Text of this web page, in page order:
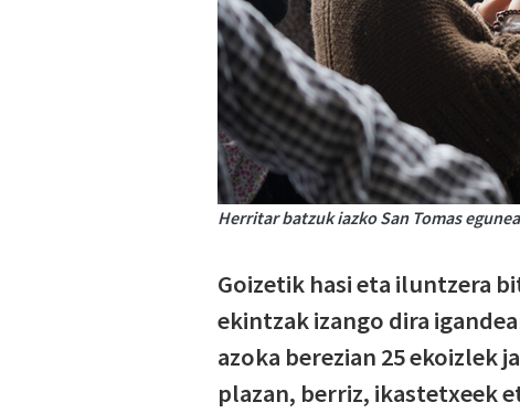
Herritar batzuk iazko San Tomas
Goizetik hasi eta iluntzera
ekintzak izango dira
azoka berezian 25 ekoizlek
plazan, berriz, ikastetxeek